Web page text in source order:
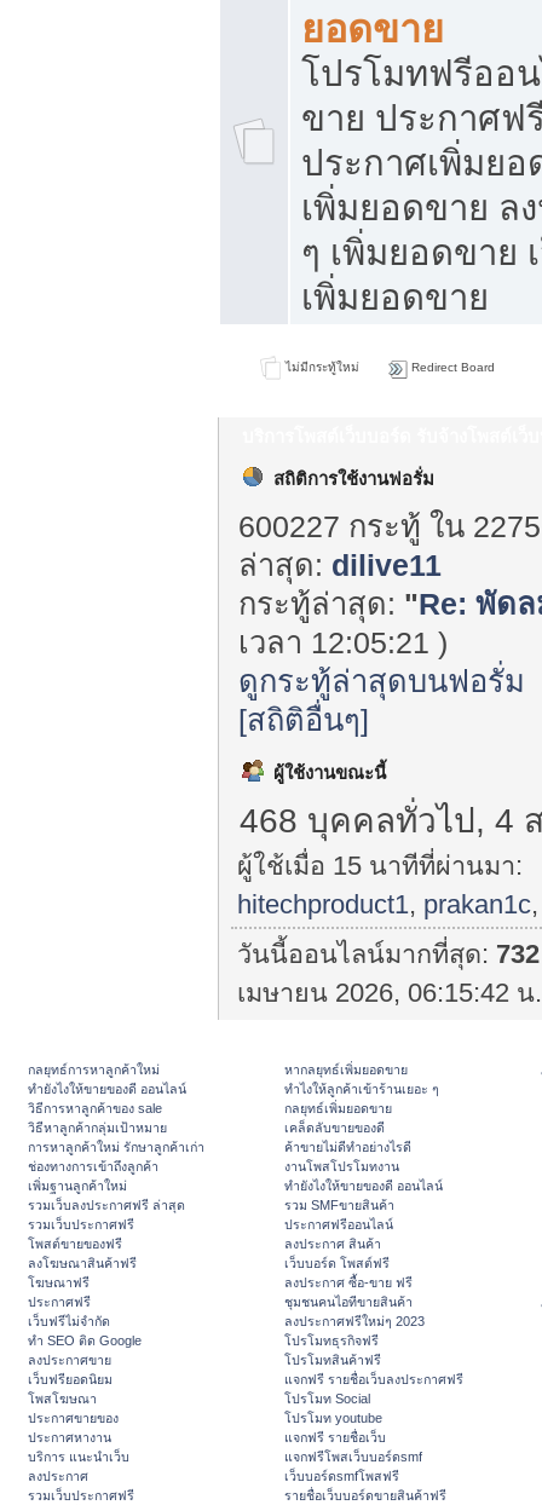
ยอดขาย
โปรโมทฟรีออ
ขาย ประกาศฟ
ประกาศเพิ่มย
เพิ่มยอดขาย ล
ๆ เพิ่มยอดขาย
เพิ่มยอดขาย
ไม่มีกระทู้ใหม่ Redirect Board
สถิติการใช้งานฟอรั่ม
600227 กระทู้ ใน
ล่าสุด: dilive11
กระทู้ล่าสุด: "Re: พัดล
เวลา 12:05:21 )
ดูกระทู้ล่าสุดบนฟอรั่ม
[สถิติอื่นๆ]
ผู้ใช้งานขณะนี้
468 บุคคลทั่วไป, 4
ผู้ใช้เมื่อ 15 นาทีที่ผ่านมา:
hitechproduct1, prakan1c
วันนี้ออนไลน์มากที่สุด: 732
เมษายน 2026, 06:15:42 น
กลยุทธ์การหาลูกค้าใหม่
ทํายังไงให้ขายของดี ออนไลน์
วิธีการหาลูกค้าของ sale
วิธีหาลูกค้ากลุ่มเป้าหมาย
การหาลูกค้าใหม่ รักษาลูกค้าเก่า
ช่องทางการเข้าถึงลูกค้า
เพิ่มฐานลูกค้าใหม่
รวมเว็บลงประกาศฟรี ล่าสุด
รวมเว็บประกาศฟรี
โพสต์ขายของฟรี
ลงโฆษณาสินค้าฟรี
โฆษณาฟรี
ประกาศฟรี
เว็บฟรีไม่จำกัด
ทำ SEO ติด Google
ลงประกาศขาย
เว็บฟรียอดนิยม
โพสโฆษณา
ประกาศขายของ
ประกาศหางาน
บริการ แนะนำเว็บ
ลงประกาศ
รวมเว็บประกาศฟรี
หากลยุทธ์เพิ่มยอดขาย
ทําไงให้ลูกค้าเข้าร้านเยอะ ๆ
กลยุทธ์เพิ่มยอดขาย
เคล็ดลับขายของดี
ค้าขายไม่ดีทำอย่างไรดี
งานโพสโปรโมทงาน
ทํายังไงให้ขายของดี ออนไลน์
รวม SMFขายสินค้า
ประกาศฟรีออนไลน์
ลงประกาศ สินค้า
เว็บบอร์ด โพสต์ฟรี
ลงประกาศ ซื้อ-ขาย ฟรี
ชุมชนคนไอทีขายสินค้า
ลงประกาศฟรีใหม่ๆ 2023
โปรโมทธุรกิจฟรี
โปรโมทสินค้าฟรี
แจกฟรี รายชื่อเว็บลงประกาศฟรี
โปรโมท Social
โปรโมท youtube
แจกฟรี รายชื่อเว็บ
แจกฟรีโพสเว็บบอร์ดsmf
เว็บบอร์ดsmfโพสฟรี
รายชื่อเว็บบอร์ดขายสินค้าฟรี